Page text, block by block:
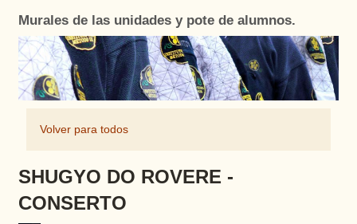
Murales de las unidades y pote de alumnos.
Volver para todos
SHUGYO DO ROVERE -
CONSERTO